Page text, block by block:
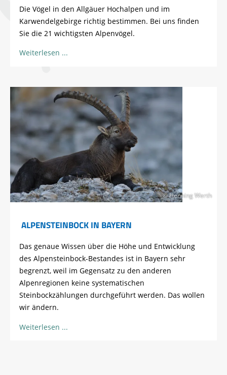
Die Vögel in den Allgäuer Hochalpen und im
Karwendelgebirge richtig bestimmen. Bei uns finden
Sie die 21 wichtigsten Alpenvögel.
Weiterlesen
© Henning Werth
ALPENSTEINBOCK IN BAYERN
Das genaue Wissen über die Höhe und Entwicklung
des Alpensteinbock-Bestandes ist in Bayern sehr
begrenzt, weil im Gegensatz zu den anderen
Alpenregionen keine systematischen
Steinbockzählungen durchgeführt werden. Das wollen
wir ändern.
Weiterlesen